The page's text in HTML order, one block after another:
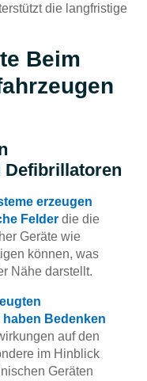
die langfristige
Beim
Defibrillatoren
erzeugen
Felder die die
Geräte wie
können, was
Nähe darstellt.
Bedenken
auf den
im Hinblick
Geräten